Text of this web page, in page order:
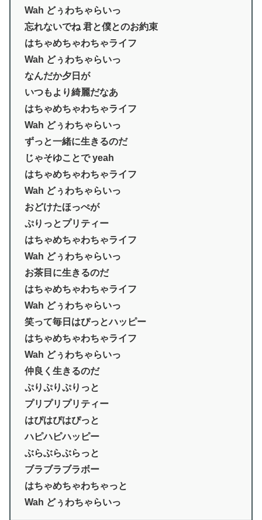
Wah どぅわちゃらいっ
忘れないでね 君と僕とのお約束
はちゃめちゃわちゃライフ
Wah どぅわちゃらいっ
なんだか夕日が
いつもより綺麗だなあ
はちゃめちゃわちゃライフ
Wah どぅわちゃらいっ
ずっと一緒に生きるのだ
じゃそゆことで yeah
はちゃめちゃわちゃライフ
Wah どぅわちゃらいっ
おどけたほっぺが
ぷりっとプリティー
はちゃめちゃわちゃライフ
Wah どぅわちゃらいっ
お茶目に生きるのだ
はちゃめちゃわちゃライフ
Wah どぅわちゃらいっ
笑って毎日はぴっとハッピー
はちゃめちゃわちゃライフ
Wah どぅわちゃらいっ
仲良く生きるのだ
ぷりぷりぷりっと
プリプリプリティー
はぴはぴはぴっと
ハピハピハッピー
ぶらぶらぶらっと
ブラブラブラボー
はちゃめちゃわちゃっと
Wah どぅわちゃらいっ